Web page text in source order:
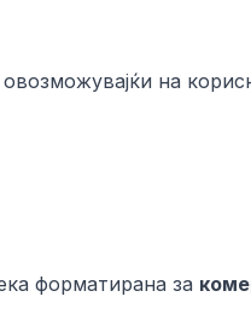
на
форматирана за